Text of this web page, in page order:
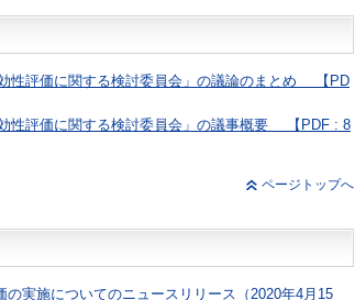
性評価に関する検討委員会」の議論のまとめ 【PD
性評価に関する検討委員会」の議事概要 【PDF : 8
ページトップへ
実施についてのニュースリリース（2020年4月15